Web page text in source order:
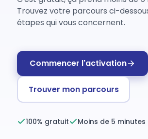
Trouvez votre parcours ci-
étapes qui vous concernent.
Commencer l'activation
Trouver mon parcours
100% gratuit Moins de 5 minutes